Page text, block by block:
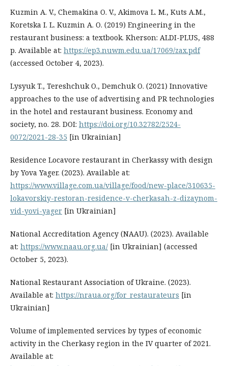
Kuzmin A. V., Chemakina O. V., Akimova L. M., Kuts A.M.,
Koretska I. L. Kuzmin A. O. (2019) Engineering in the
restaurant business: a textbook. Kherson: ALDI-PLUS, 488
p. Available at: https://ep3.nuwm.edu.ua/17069/zax.pdf
(accessed October 4, 2023).
Lysyuk T., Tereshchuk O., Demchuk O. (2021) Innovative
approaches to the use of advertising and PR technologies
in the hotel and restaurant business. Economy and
society, no. 28. DOI: https://doi.org/10.32782/2524-
0072/2021-28-35 [in Ukrainian]
Residence Locavore restaurant in Cherkassy with design
by Yova Yager. (2023). Available at:
https://www.village.com.ua/village/food/new-place/310635-
lokavorskiy-restoran-residence-v-cherkasah-z-dizaynom-
vid-yovi-yager [in Ukrainian]
National Accreditation Agency (NAAU). (2023). Available
at: https://www.naau.org.ua/ [in Ukrainian] (accessed
October 5, 2023).
National Restaurant Association of Ukraine. (2023).
Available at: https://nraua.org/for_restaurateurs [in
Ukrainian]
Volume of implemented services by types of economic
activity in the Cherkasy region in the IV quarter of 2021.
Available at: